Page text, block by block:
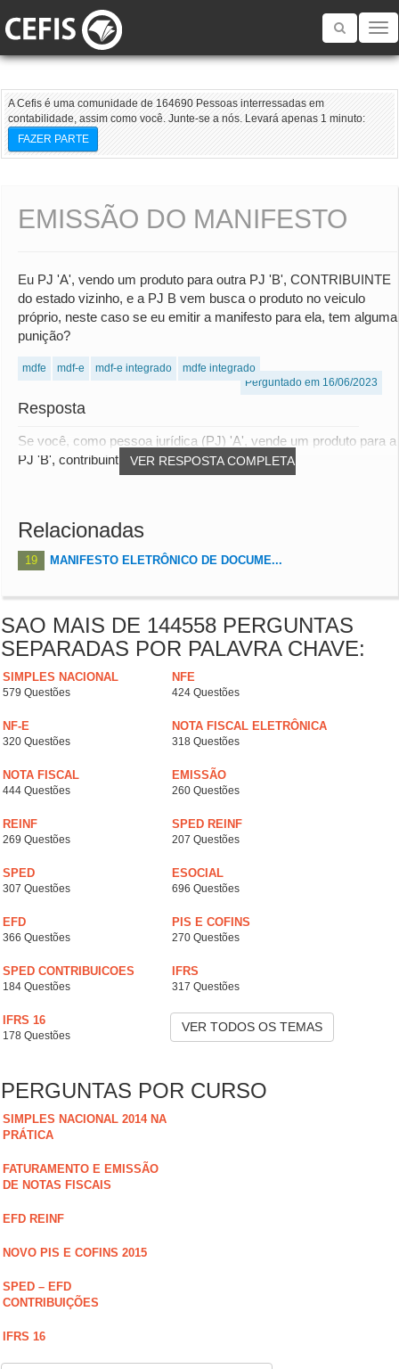
Toggle
A Cefis é uma comunidade de 164690 Pessoas interressadas em
contabilidade, assim como você. Junte-se a nós. Levará apenas 1 minuto:
FAZER PARTE
EMISSÃO DO MANIFESTO
Eu PJ 'A', vendo um produto para outra PJ 'B', CONTRIBUINTE
do estado vizinho, e a PJ B vem busca o produto no veiculo
próprio, neste caso se eu emitir a manifesto para ela, tem alguma
punição?
mdfe mdf-e mdf-e integrado
mdfe integrado
Perguntado em 16/06/2023
Resposta
VER RESPOSTA COMPLETA
Se você, como pessoa jurídica (PJ) 'A', vende um produto para a
PJ 'B', contribuinte de outro estado...
Relacionadas
19 MANIFESTO ELETRÔNICO DE DOCUME...
SAO MAIS DE 144558 PERGUNTAS
SEPARADAS POR PALAVRA CHAVE:
SIMPLES NACIONAL
579 Questões
NFE
424 Questões
NF-E
320 Questões
NOTA FISCAL ELETRÔNICA
318 Questões
NOTA FISCAL
444 Questões
EMISSÃO
260 Questões
REINF
269 Questões
SPED REINF
207 Questões
SPED
307 Questões
ESOCIAL
696 Questões
EFD
366 Questões
PIS E COFINS
270 Questões
SPED CONTRIBUICOES
184 Questões
IFRS
317 Questões
IFRS 16
178 Questões
VER TODOS OS TEMAS
PERGUNTAS POR CURSO
SIMPLES NACIONAL 2014 NA
PRÁTICA
FATURAMENTO E EMISSÃO
DE NOTAS FISCAIS
EFD REINF
NOVO PIS E COFINS 2015
SPED – EFD
CONTRIBUIÇÕES
IFRS 16